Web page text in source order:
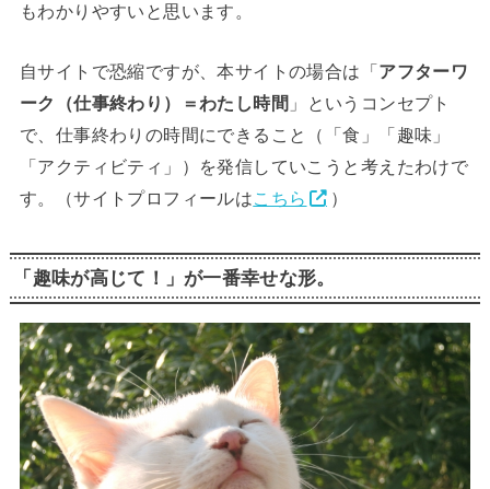
もわかりやすいと思います。
自サイトで恐縮ですが、本サイトの場合は「 アフターワ
ーク（仕事終わり）＝わたし時間 」というコンセプト
で、仕事終わりの時間にできること（「食」「趣味」
「アクティビティ」）を発信していこうと考えたわけで
す。（サイトプロフィールはこちら ）
「趣味が高じて！」が一番幸せな形。